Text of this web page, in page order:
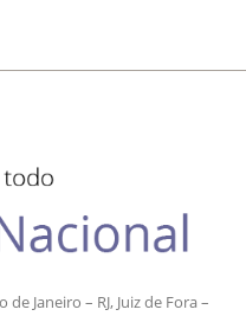
Janeiro – RJ, Juiz de Fora –